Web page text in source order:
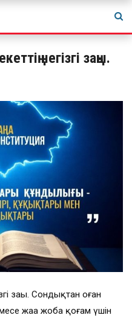
негізгі заңы.
заңы. Сондықтан оған
жаңа жоба қоғам үшін